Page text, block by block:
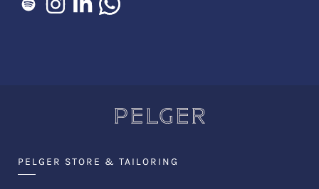
PELGER STORE & TAILORING